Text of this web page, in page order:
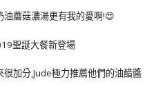
油蘑菇濃湯更有我的愛啊!😍
加分,Jude極力推薦他們的油醋醬